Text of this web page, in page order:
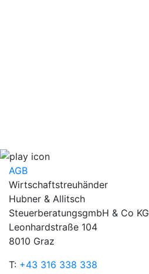
AGB
Wirtschaftstreuhänder
Hubner & Allitsch
SteuerberatungsgmbH & Co KG
Leonhardstraße 104
8010 Graz
T: +43 316 338 338